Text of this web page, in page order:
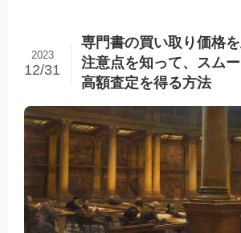
専門書の買い取り価格
注意点を知って、スム
高額査定を得る方法
2023
12/31